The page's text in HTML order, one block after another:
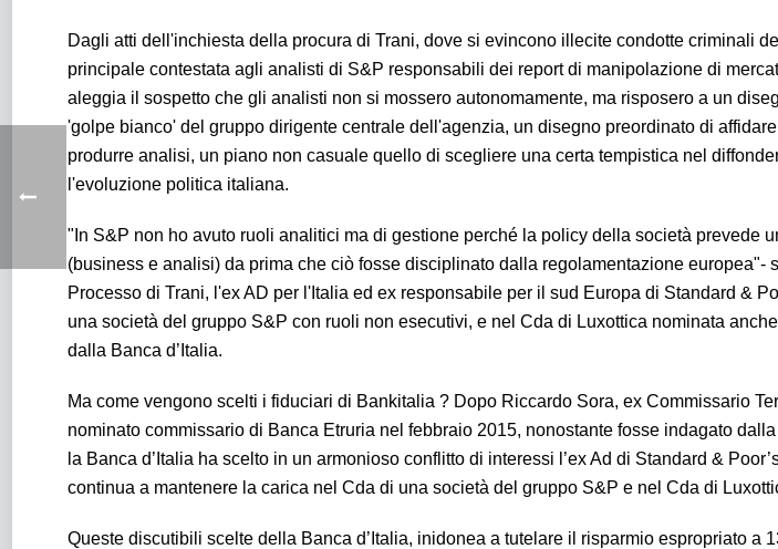
Dagli atti dell'inchiesta della procura di Trani, dove si evincono illecite condotte criminali
principale contestata agli analisti di S&P responsabili dei report di manipolazione di
aleggia il sospetto che gli analisti non si mossero autonomamente, ma risposero a un
'golpe bianco' del gruppo dirigente centrale dell'agenzia, un disegno preordinato di
produrre analisi, un piano non casuale quello di scegliere una certa tempistica nel
l'evoluzione politica italiana.
"In S&P non ho avuto ruoli analitici ma di gestione perché la policy della società prevede
(business e analisi) da prima che ciò fosse disciplinato dalla regolamentazione europea"-
Processo di Trani, l'ex AD per l'Italia ed ex responsabile per il sud Europa di Standard &
una società del gruppo S&P con ruoli non esecutivi, e nel Cda di Luxottica nominata
dalla Banca d’Italia.
Ma come vengono scelti i fiduciari di Bankitalia ? Dopo Riccardo Sora, ex Commissario
nominato commissario di Banca Etruria nel febbraio 2015, nonostante fosse indagato
la Banca d’Italia ha scelto in un armonioso conflitto di interessi l’ex Ad di Standard &
continua a mantenere la carica nel Cda di una società del gruppo S&P e nel Cda di
Queste discutibili scelte della Banca d’Italia, inidonea a tutelare il risparmio espropriato a